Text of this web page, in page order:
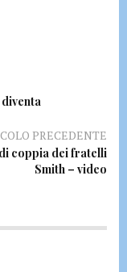
PRECEDENTE
coppia dei fratelli
Smith – video